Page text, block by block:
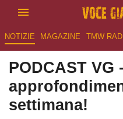
NOTIZIE MAGAZINE TMW
PODCAST
settimana!